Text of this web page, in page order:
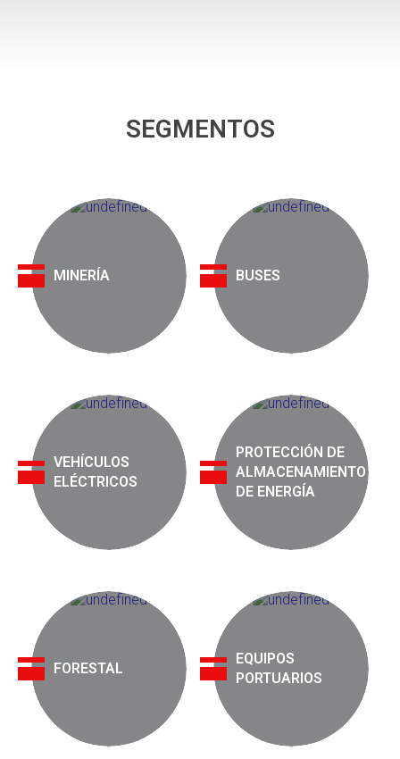
SEGMENTOS
MINERÍA BUSES
VEHÍCULOS
ELÉCTRICOS
PROTECCIÓN DE
ALMACENAMIENTO
DE ENERGÍA
FORESTAL
EQUIPOS
PORTUARIOS